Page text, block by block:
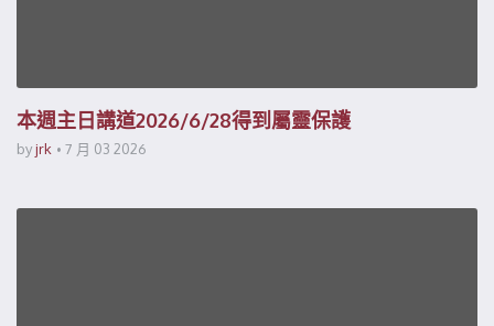
本週主日講道2026/6/28得到屬靈保護
byjrk 7 月 03 2026